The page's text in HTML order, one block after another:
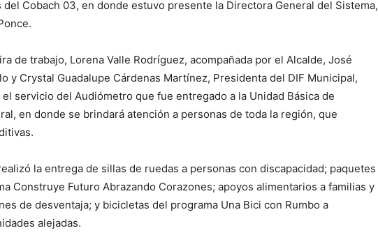
Cobach 03, en donde estuvo presente la Directora General del Sistema,
de trabajo, Lorena Valle Rodríguez, acompañada por el Alcalde, José
y Crystal Guadalupe Cárdenas Martínez, Presidenta del DIF Municipal,
servicio del Audiómetro que fue entregado a la Unidad Básica de
en donde se brindará atención a personas de toda la región, que
la entrega de sillas de ruedas a personas con discapacidad; paquetes
Construye Futuro Abrazando Corazones; apoyos alimentarios a familias y
de desventaja; y bicicletas del programa Una Bici con Rumbo a
alejadas.